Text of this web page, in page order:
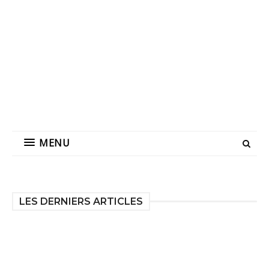
MENU
LES DERNIERS ARTICLES